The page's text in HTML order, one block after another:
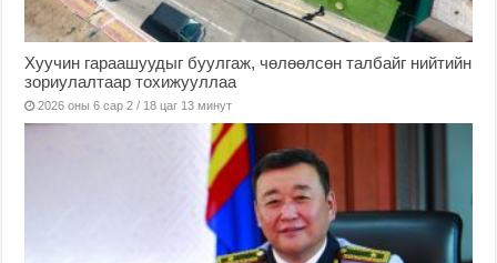
Хуучин гараашуудыг буулгаж, чөлөөлсөн талбайг нийтийн
зориулалтаар тохижууллаа
2026 оны 6 сар 2 / 18 цаг 13 минут